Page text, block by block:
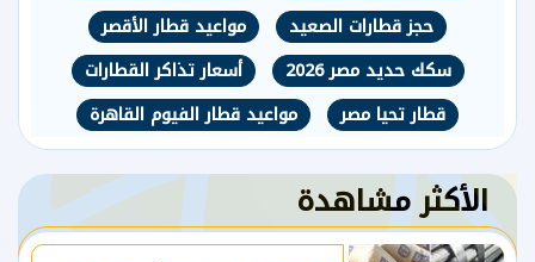
حجز قطارات الصعيد
مواعيد قطار الأقصر
سكك حديد مصر 2026
أسعار تذاكر القطارات
قطار تحيا مصر
مواعيد قطار الفيوم القاهرة
الأكثر مشاهدة